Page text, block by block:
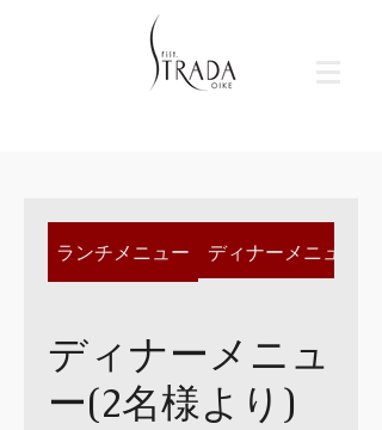
ランチメニュー ディナーメニュー(2
ディナーメニュ
ー(2名様より)